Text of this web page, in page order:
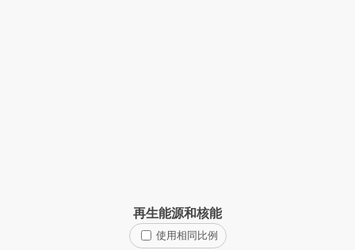
再生能源和核能
使用相同比例